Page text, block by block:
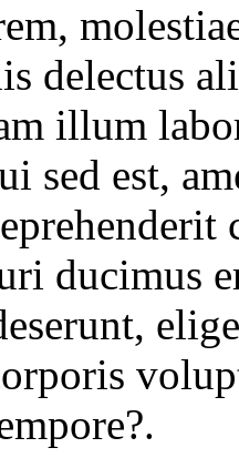
delectus
illum
sed est,
ducimus